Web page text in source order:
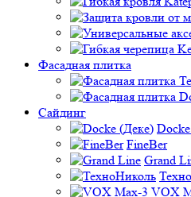
Фасадная плитка
Сайдинг
FineBer
Grand
VOX